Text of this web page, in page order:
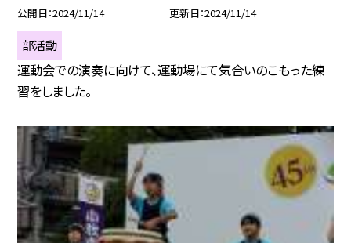
公開日 2024/11/14 更新日 2024/11/14
部活動
運動会での演奏に向けて、運動場にて気合いのこもった練
習をしました。